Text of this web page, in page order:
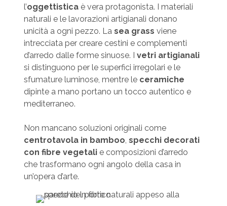
l’oggettisticaè vera protagonista. I materiali
naturali e le lavorazioni artigianali donano
unicità a ogni pezzo. La sea grass viene
intrecciata per creare cestini e complementi
d’arredo dalle forme sinuose. I vetri artigianali
si distinguono per le superfici irregolari e le
sfumature luminose, mentre le ceramiche
dipinte a mano portano un tocco autentico e
mediterraneo.
Non mancano soluzioni originali come
centrotavola in bamboo, specchi decorati
con fibre vegetalie composizioni d’arredo
che trasformano ogni angolo della casa in
un’opera d’arte.